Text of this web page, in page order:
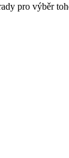
pro výběr